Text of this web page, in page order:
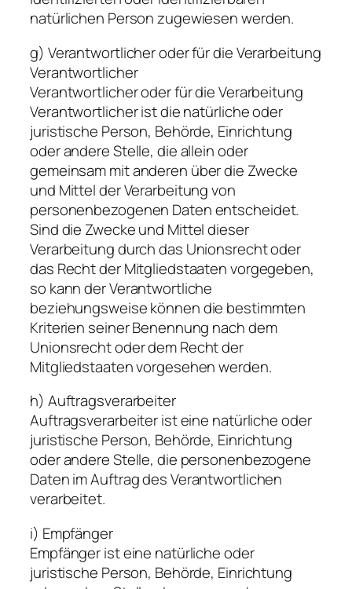
natürlichen Person zugewiesen werden.
g) Verantwortlicher oder für die Verarbeitung
Verantwortlicher
Verantwortlicher oder für die Verarbeitung
Verantwortlicher ist die natürliche oder
juristische Person, Behörde, Einrichtung
oder andere Stelle, die allein oder
gemeinsam mit anderen über die Zwecke
und Mittel der Verarbeitung von
personenbezogenen Daten entscheidet.
Sind die Zwecke und Mittel dieser
Verarbeitung durch das Unionsrecht oder
das Recht der Mitgliedstaaten vorgegeben,
so kann der Verantwortliche
beziehungsweise können die bestimmten
Kriterien seiner Benennung nach dem
Unionsrecht oder dem Recht der
Mitgliedstaaten vorgesehen werden.
h) Auftragsverarbeiter
Auftragsverarbeiter ist eine natürliche oder
juristische Person, Behörde, Einrichtung
oder andere Stelle, die personenbezogene
Daten im Auftrag des Verantwortlichen
verarbeitet.
i) Empfänger
Empfänger ist eine natürliche oder
juristische Person, Behörde, Einrichtung